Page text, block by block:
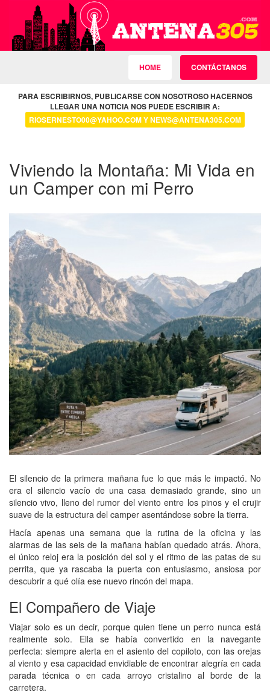
HOME CONTÁCTANOS
PARA ESCRIBIRNOS, PUBLICARSE CON NOSOTROSO HACERNOS
LLEGAR UNA NOTICIA NOS PUEDE ESCRIBIR A:
RIOSERNESTO00@YAHOO.COM Y NEWS@ANTENA305.COM
Viviendo la Montaña: Mi Vida en
un Camper con mi Perro
El silencio de la primera mañana fue lo que más le impactó. No
era el silencio vacío de una casa demasiado grande, sino un
silencio vivo, lleno del rumor del viento entre los pinos y el crujir
suave de la estructura del camper asentándose sobre la tierra.
Hacía apenas una semana que la rutina de la oficina y las
alarmas de las seis de la mañana habían quedado atrás. Ahora,
el único reloj era la posición del sol y el ritmo de las patas de su
perrita, que ya rascaba la puerta con entusiasmo, ansiosa por
descubrir a qué olía ese nuevo rincón del mapa.
El Compañero de Viaje
Viajar solo es un decir, porque quien tiene un perro nunca está
realmente solo. Ella se había convertido en la navegante
perfecta: siempre alerta en el asiento del copiloto, con las orejas
al viento y esa capacidad envidiable de encontrar alegría en cada
parada técnica o en cada arroyo cristalino al borde de la
carretera.